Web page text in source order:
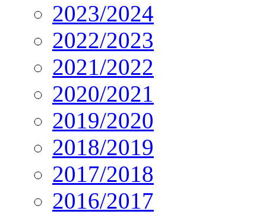
2023/2024
2022/2023
2021/2022
2020/2021
2019/2020
2018/2019
2017/2018
2016/2017